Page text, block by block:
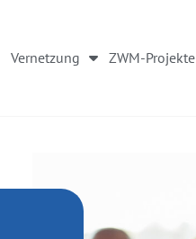
Vernetzung ZWM-Projekte